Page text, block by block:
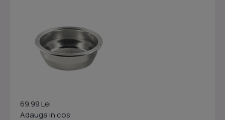
69.99 Lei
Adauga in cos